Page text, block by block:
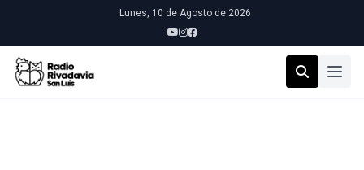
Lunes, 10 de Agosto de 2026